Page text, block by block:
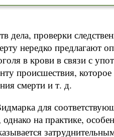
дела, проверки
нередко предлагают
в крови в связи с
происшествия,
смерти и т. д.
для
на практике,